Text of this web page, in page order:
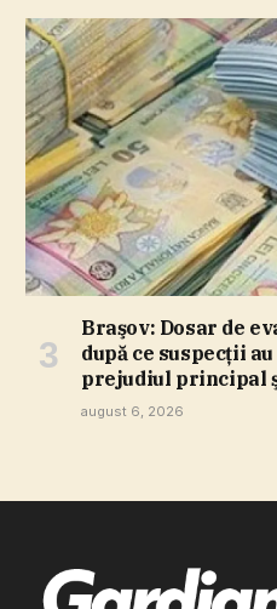
Braşov: Dosar de
după ce suspecţii
prejudiul principal
august 6, 2026